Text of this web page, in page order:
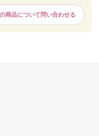
商品について問い合わせる